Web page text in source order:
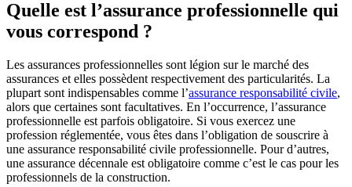
Quelle est l’assurance professionnelle qui
vous correspond ?
Les assurances professionnelles sont légion sur le marché des
assurances et elles possèdent respectivement des particularités. La
plupart sont indispensables comme l’assurance responsabilité civile,
alors que certaines sont facultatives. En l’occurrence, l’assurance
professionnelle est parfois obligatoire. Si vous exercez une
profession réglementée, vous êtes dans l’obligation de souscrire à
une assurance responsabilité civile professionnelle. Pour d’autres,
une assurance décennale est obligatoire comme c’est le cas pour les
professionnels de la construction.